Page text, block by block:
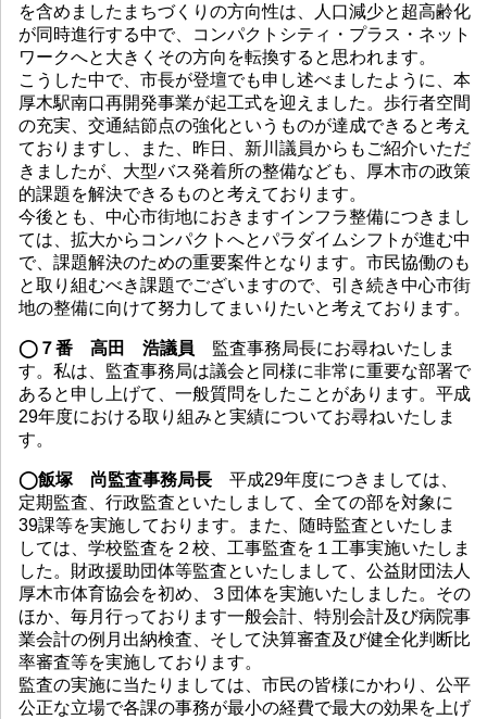
を含めましたまちづくりの方向性は、人口減少と超高齢化
が同時進行する中で、コンパクトシティ・プラス・ネット
ワークへと大きくその方向を転換すると思われます。
こうした中で、市長が登壇でも申し述べましたように、本
厚木駅南口再開発事業が起工式を迎えました。歩行者空間
の充実、交通結節点の強化というものが達成できると考え
ておりますし、また、昨日、新川議員からもご紹介いただ
きましたが、大型バス発着所の整備なども、厚木市の政策
的課題を解決できるものと考えております。
今後とも、中心市街地におきますインフラ整備につきまし
ては、拡大からコンパクトへとパラダイムシフトが進む中
で、課題解決のための重要案件となります。市民協働のも
と取り組むべき課題でございますので、引き続き中心市街
地の整備に向けて努力してまいりたいと考えております。
◯７番 高田 浩議員 監査事務局長にお尋ねいたしま
す。私は、監査事務局は議会と同様に非常に重要な部署で
あると申し上げて、一般質問をしたことがあります。平成
29年度における取り組みと実績についてお尋ねいたしま
す。
◯飯塚 尚監査事務局長 平成29年度につきましては、
定期監査、行政監査といたしまして、全ての部を対象に
39課等を実施しております。また、随時監査といたしま
しては、学校監査を２校、工事監査を１工事実施いたしま
した。財政援助団体等監査といたしまして、公益財団法人
厚木市体育協会を初め、３団体を実施いたしました。その
ほか、毎月行っております一般会計、特別会計及び病院事
業会計の例月出納検査、そして決算審査及び健全化判断比
率審査等を実施しております。
監査の実施に当たりましては、市民の皆様にかわり、公平
公正な立場で各課の事務が最小の経費で最大の効果を上げ